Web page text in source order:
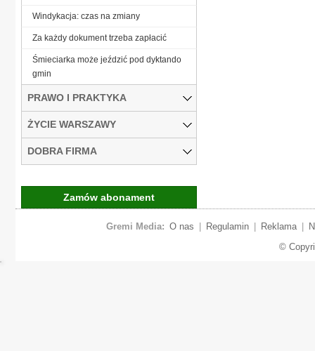
Windykacja: czas na zmiany
Za każdy dokument trzeba zapłacić
Śmieciarka może jeździć pod dyktando
gmin
PRAWO I PRAKTYKA
ŻYCIE WARSZAWY
DOBRA FIRMA
Zamów abonament
Gremi Media: O nas Regulamin Reklama
©